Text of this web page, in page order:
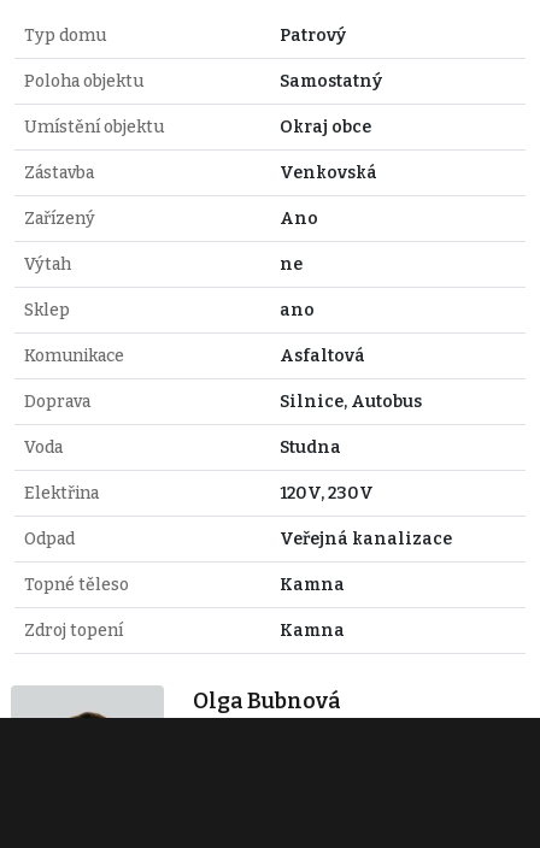
Typ domu Patrový
Poloha objektu Samostatný
Umístění objektu Okraj obce
Zástavba Venkovská
Zařízený Ano
Výtah ne
Sklep ano
Komunikace Asfaltová
Doprava Silnice, Autobus
Voda Studna
Elektřina 120V, 230V
Odpad Veřejná kanalizace
Topné těleso Kamna
Zdroj topení Kamna
Olga Bubnová